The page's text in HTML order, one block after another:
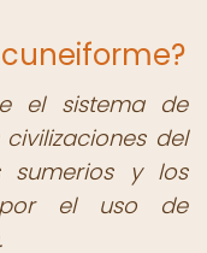
cuneiforme?
el sistema de
del
y los
por el uso de
.